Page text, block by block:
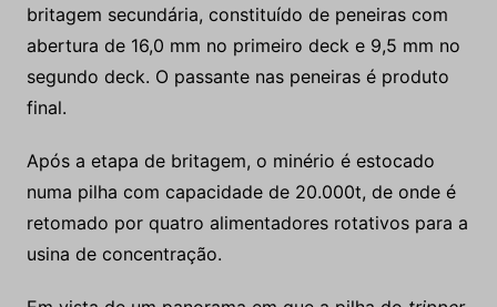
britagem secundária, constituído de peneiras com
abertura de 16,0 mm no primeiro deck e 9,5 mm no
segundo deck. O passante nas peneiras é produto
final.
Após a etapa de britagem, o minério é estocado
numa pilha com capacidade de 20.000t, de onde é
retomado por quatro alimentadores rotativos para a
usina de concentração.